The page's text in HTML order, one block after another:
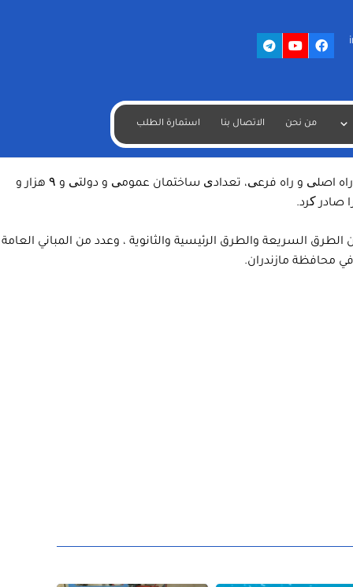
من نحن الاتصال بنا استمارة الطلب
غرب/ ومازندران /شمال /وإيلام /غرب/ والايعاز بتنفيذ مشاريع
همچنین رئیس جمهور دستور آغاز عملیات اجرایی طرح اتصال ایلام به شبکه ریلی کشور، پروژه آزادراه نجف اشرف، احداث ۴۷۰ کیلومتر بزرگراه، راه اصلی و راه فرعی، تعدادی ساختمان عمومی و دولتی و ۹ هزار و
بالبدء بتنفيذ مشروع اتصال إيلام بشبكة السكك الحديدية في البلاد ، ومشروع طريق النجف الأشرف السريع ، ومد 470 كم من الطرق السريعة والطرق الرئيسية والثانوية ، وعدد من المباني العامة